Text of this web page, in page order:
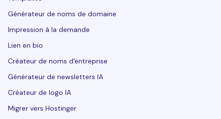
Générateur de noms de domaine
Impression à la demande
Lien en bio
Créateur de noms d'entreprise
Générateur de newsletters IA
Créateur de logo IA
Migrer vers Hostinger